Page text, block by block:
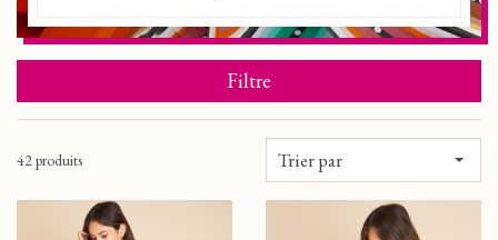
Filtre
42 produits Trier par